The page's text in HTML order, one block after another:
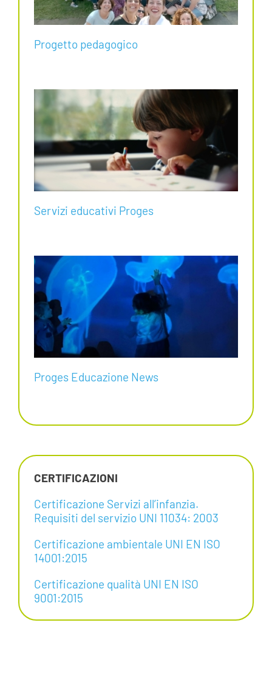
Progetto pedagogico
Servizi educativi Proges
Proges Educazione News
CERTIFICAZIONI
Certificazione Servizi all’infanzia.
Requisiti del servizio UNI 11034: 2003
Certificazione ambientale UNI EN ISO
14001:2015
Certificazione qualità UNI EN ISO
9001:2015